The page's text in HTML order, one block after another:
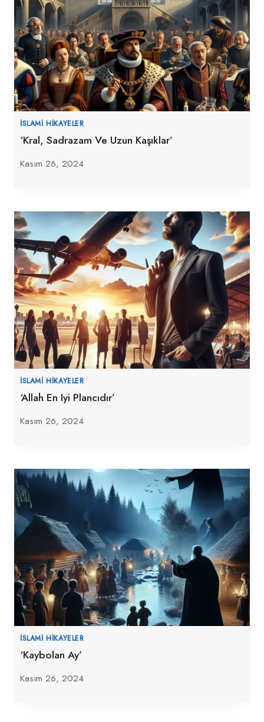
İSLAMI HIKAYELER
‘Kral, Sadrazam Ve Uzun Kaşıklar’
Kasım 26, 2024
İSLAMI HIKAYELER
‘Allah En Iyi Plancıdır’
Kasım 26, 2024
İSLAMI HIKAYELER
‘Kaybolan Ay’
Kasım 26, 2024